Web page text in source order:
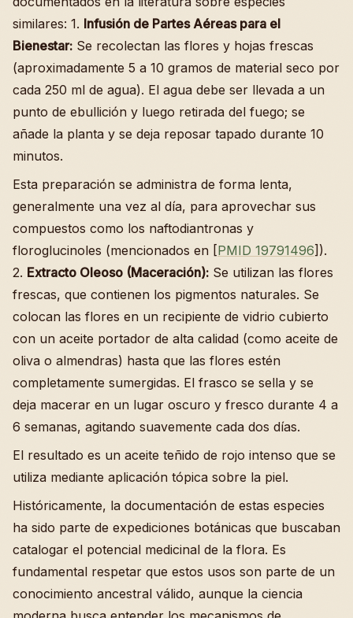
similares: 1. Infusión de Partes Aéreas para el
Bienestar: Se recolectan las flores y hojas frescas
(aproximadamente 5 a 10 gramos de material seco por
cada 250 ml de agua). El agua debe ser llevada a un
punto de ebullición y luego retirada del fuego; se
añade la planta y se deja reposar tapado durante 10
minutos.
Esta preparación se administra de forma lenta,
generalmente una vez al día, para aprovechar sus
compuestos como los naftodiantronas y
floroglucinoles (mencionados en [PMID 19791496]).
2. Extracto Oleoso (Maceración): Se utilizan las flores
frescas, que contienen los pigmentos naturales. Se
colocan las flores en un recipiente de vidrio cubierto
con un aceite portador de alta calidad (como aceite de
oliva o almendras) hasta que las flores estén
completamente sumergidas. El frasco se sella y se
deja macerar en un lugar oscuro y fresco durante 4 a
6 semanas, agitando suavemente cada dos días.
El resultado es un aceite teñido de rojo intenso que se
utiliza mediante aplicación tópica sobre la piel.
Históricamente, la documentación de estas especies
ha sido parte de expediciones botánicas que buscaban
catalogar el potencial medicinal de la flora. Es
fundamental respetar que estos usos son parte de un
conocimiento ancestral válido, aunque la ciencia